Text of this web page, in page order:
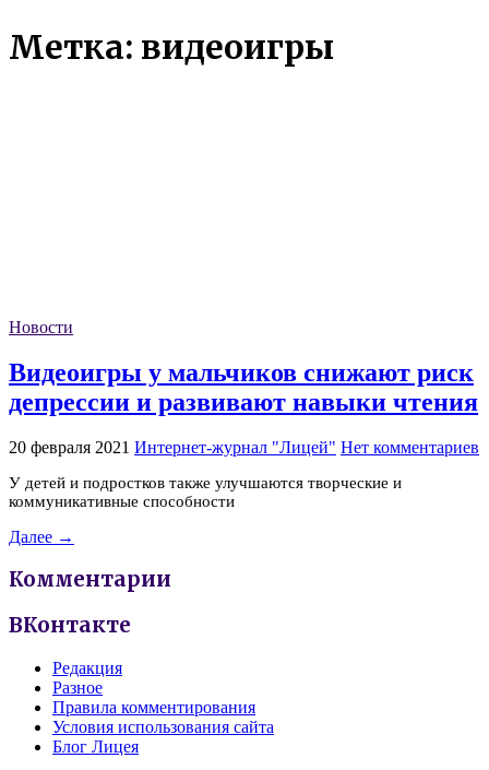
Метка: видеоигры
Новости
Видеоигры у мальчиков снижают риск
депрессии и развивают навыки чтения
20 февраля 2021 Интернет-журнал "Лицей" Нет комментариев
У детей и подростков также улучшаются творческие и
коммуникативные способности
Далее →
Комментарии
ВКонтакте
Редакция
Разное
Правила комментирования
Условия использования сайта
Блог Лицея